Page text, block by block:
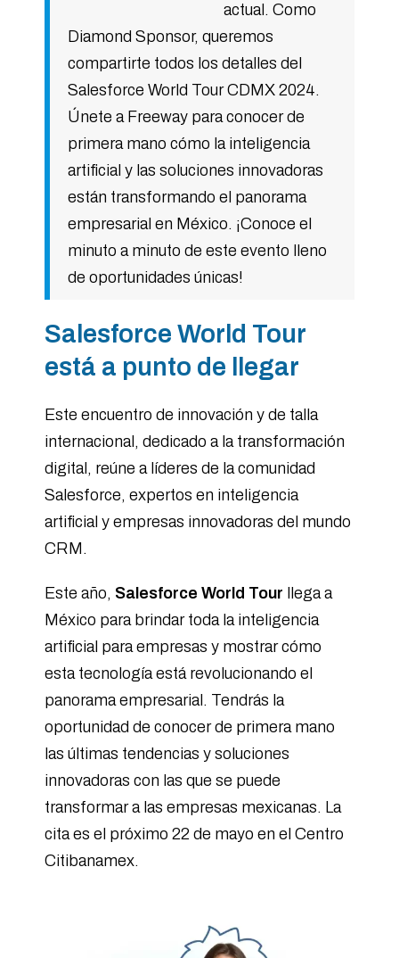
actual. Como
Diamond Sponsor, queremos
compartirte todos los detalles del
Salesforce World Tour CDMX 2024.
Únete a Freeway para conocer de
primera mano cómo la inteligencia
artificial y las soluciones innovadoras
están transformando el panorama
empresarial en México. ¡Conoce el
minuto a minuto de este evento lleno
de oportunidades únicas!
Salesforce World Tour
está a punto de llegar
Este encuentro de innovación y de talla
internacional, dedicado a la transformación
digital, reúne a líderes de la comunidad
Salesforce, expertos en inteligencia
artificial y empresas innovadoras del mundo
CRM.
Este año, Salesforce World Tour llega a
México para brindar toda la inteligencia
artificial para empresas y mostrar cómo
esta tecnología está revolucionando el
panorama empresarial. Tendrás la
oportunidad de conocer de primera mano
las últimas tendencias y soluciones
innovadoras con las que se puede
transformar a las empresas mexicanas. La
cita es el próximo 22 de mayo en el Centro
Citibanamex.